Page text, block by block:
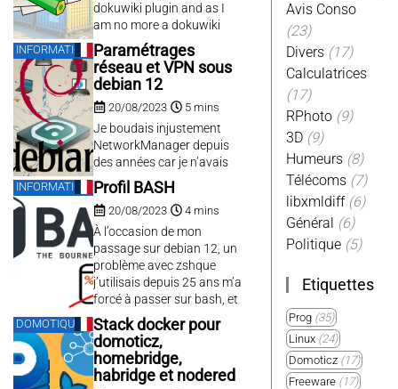
dokuwiki plugin and as I
am no more a dokuwiki
user, nor PHP developer, it
is not always easy to get a
running environment to fix
and test. But now we are in
2023, and there is a cool
thing called
{devcontainers]
(https://containers.dev/)
that will help...
INFORMATIQUE Paramétrages
réseau et VPN sous
debian 12
20/08/2023 5 mins
Je boudais injustement
NetworkManager depuis
des années car je n’avais
pas compris son
architecture, et pensais à
tort qu’il s’agissait d’un
logiciel propre à la session
utilisateur. Mais il s’agit
bien d’un service complet
exécuté sans session
utilisateur, mais
commandable depuis la
session. Il comporte
désormais quasiment
toutes les fonctions...
INFORMATIQUE Profil BASH
20/08/2023 4 mins
À l’occasion de mon
passage sur debian 12, un
problème avec zshque
j’utilisais depuis 25 ans m’a
forcé à passer sur bash, et
donc à me définir un profil
bash adapté à mes
besoins.
DOMOTIQUE
Stack docker pour
domoticz,
homebridge,
habridge et nodered
Avis Conso
(23)
Divers (17)
Calculatrices
(17)
RPhoto (9)
3D (9)
Humeurs (8)
Télécoms (7)
libxmldiff (6)
Général (6)
Politique (5)
Etiquettes
Prog (35)
Linux (24)
Domoticz (17)
Freeware (17)